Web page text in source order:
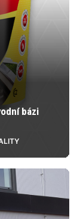
bázi